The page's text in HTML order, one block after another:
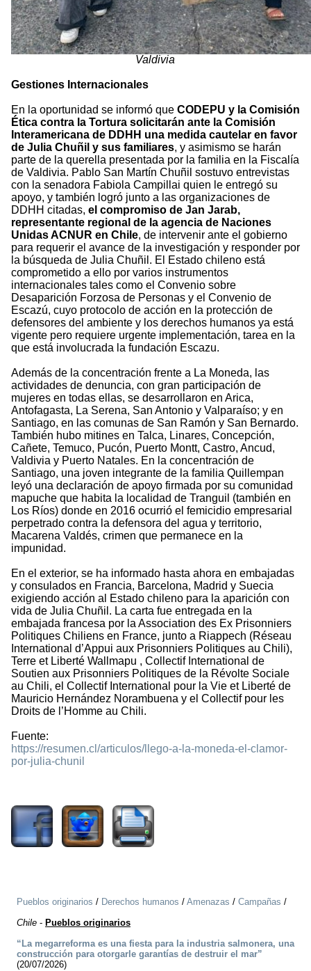
Valdivia
Gestiones Internacionales
En la oportunidad se informó que CODEPU y la Comisión
Ética contra la Tortura solicitarán ante la Comisión
Interamericana de DDHH una medida cautelar en favor
de Julia Chuñil y sus familiares, y asimismo se harán
parte de la querella presentada por la familia en la Fiscalía
de Valdivia. Pablo San Martín Chuñil sostuvo entrevistas
con la senadora Fabiola Campillai quien le entregó su
apoyo, y también logró junto a las organizaciones de
DDHH citadas, el compromiso de Jan Jarab,
representante regional de la agencia de Naciones
Unidas ACNUR en Chile, de intervenir ante el gobierno
para requerir el avance de la investigación y responder por
la búsqueda de Julia Chuñil. El Estado chileno está
comprometido a ello por varios instrumentos
internacionales tales como el Convenio sobre
Desaparición Forzosa de Personas y el Convenio de
Escazú, cuyo protocolo de acción en la protección de
defensores del ambiente y los derechos humanos ya está
vigente pero requiere urgente implementación, tarea en la
que está involucrada la fundación Escazu.
Además de la concentración frente a La Moneda, las
actividades de denuncia, con gran participación de
mujeres en todas ellas, se desarrollaron en Arica,
Antofagasta, La Serena, San Antonio y Valparaíso; y en
Santiago, en las comunas de San Ramón y San Bernardo.
También hubo mitines en Talca, Linares, Concepción,
Cañete, Temuco, Pucón, Puerto Montt, Castro, Ancud,
Valdivia y Puerto Natales. En la concentración de
Santiago, una joven integrante de la familia Quillempan
leyó una declaración de apoyo firmada por su comunidad
mapuche que habita la localidad de Tranguil (también en
Los Ríos) donde en 2016 ocurrió el femicidio empresarial
perpetrado contra la defensora del agua y territorio,
Macarena Valdés, crimen que permanece en la
impunidad.
En el exterior, se ha informado hasta ahora en embajadas
y consulados en Francia, Barcelona, Madrid y Suecia
exigiendo acción al Estado chileno para la aparición con
vida de Julia Chuñil. La carta fue entregada en la
embajada francesa por la Association des Ex Prisonniers
Politiques Chiliens en France, junto a Riappech (Réseau
International d’Appui aux Prisonniers Politiques au Chili),
Terre et Liberté Wallmapu , Collectif International de
Soutien aux Prisonniers Politiques de la Révolte Sociale
au Chili, el Collectif International pour la Vie et Liberté de
Mauricio Hernández Norambuena y el Collectif pour les
Droits de l’Homme au Chili.
Fuente:
https://resumen.cl/articulos/llego-a-la-moneda-el-clamor-
por-julia-chunil
Pueblos originarios / Derechos humanos / Amenazas / Campañas /
Chile - Pueblos originarios
“La megarreforma es una fiesta para la industria salmonera, una
construcción para otorgarle garantías de destruir el mar”
(20/07/2026)